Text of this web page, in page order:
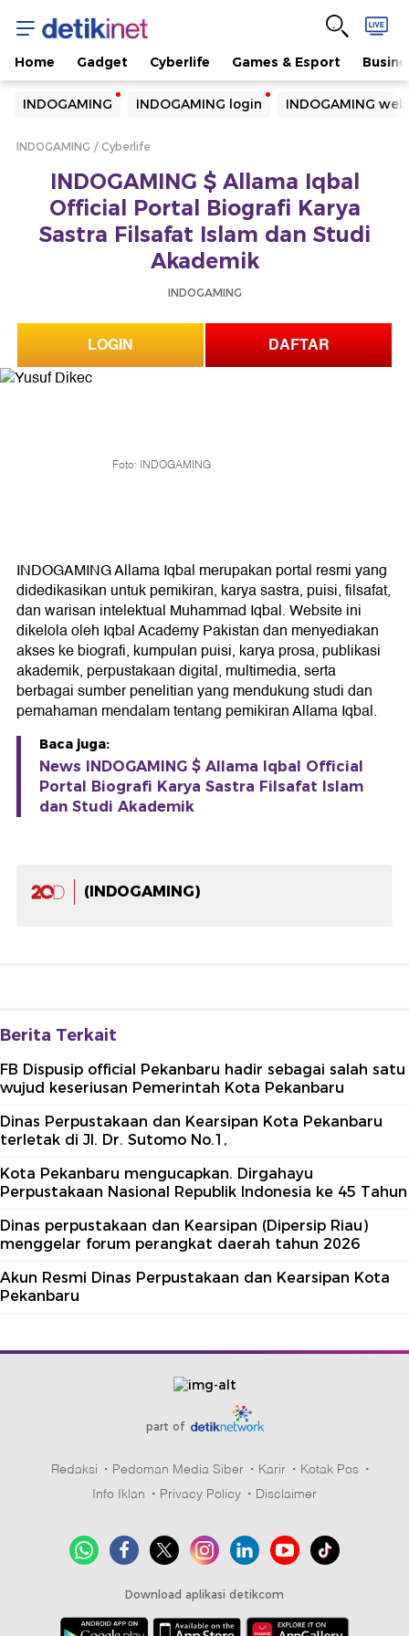
Home Gadget Cyberlife Games & Esport
INDOGAMING INDOGAMING login INDOGAMING
Yang sedang ramai dicari
Loading...
Loading...
INDOGAMING Cyberlife
INDOGAMING $ Allama Iqbal
Official Portal Biografi Karya
Sastra Filsafat Islam dan Studi
Akademik
INDOGAMING
LOGIN DAFTAR
Foto: INDOGAMING
INDOGAMING Allama Iqbal merupakan portal resmi yang
didedikasikan untuk pemikiran, karya sastra, puisi, filsafat,
dan warisan intelektual Muhammad Iqbal. Website ini
dikelola oleh Iqbal Academy Pakistan dan menyediakan
akses ke biografi, kumpulan puisi, karya prosa, publikasi
akademik, perpustakaan digital, multimedia, serta
berbagai sumber penelitian yang mendukung studi dan
pemahaman mendalam tentang pemikiran Allama Iqbal.
Baca juga:
News INDOGAMING $ Allama Iqbal Official
Portal Biografi Karya Sastra Filsafat Islam
dan Studi Akademik
(INDOGAMING)
Berita Terkait
FB Dispusip official Pekanbaru hadir sebagai salah satu
wujud keseriusan Pemerintah Kota Pekanbaru
Dinas Perpustakaan dan Kearsipan Kota Pekanbaru
terletak di Jl. Dr. Sutomo No.1,
Kota Pekanbaru mengucapkan. Dirgahayu
Perpustakaan Nasional Republik Indonesia ke 45 Tahun
Dinas perpustakaan dan Kearsipan (Dipersip Riau)
menggelar forum perangkat daerah tahun 2026
Akun Resmi Dinas Perpustakaan dan Kearsipan Kota
Pekanbaru
part of
Redaksi Pedoman Media Siber Karir
Kotak Pos
Info Iklan
Privacy Policy Disclaimer
Download aplikasi detikcom